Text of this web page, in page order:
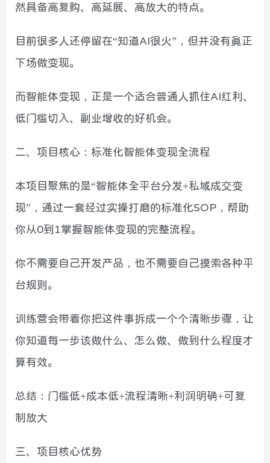
然具备高复购、高延展、高放大的特点。
目前很多人还停留在“知道AI很火”，但并没有真正
下场做变现。
而智能体变现，正是一个适合普通人抓住AI红利、
低门槛切入、副业增收的好机会。
二、项目核心：标准化智能体变现全流程
本项目聚焦的是“智能体全平台分发+私域成交变
现”，通过一套经过实操打磨的标准化SOP，帮助
你从0到1掌握智能体变现的完整流程。
你不需要自己开发产品，也不需要自己摸索各种平
台规则。
训练营会带着你把这件事拆成一个个清晰步骤，让
你知道每一步该做什么、怎么做、做到什么程度才
算有效。
总结：门槛低+成本低+流程清晰+利润明确+可复
制放大
三、项目核心优势